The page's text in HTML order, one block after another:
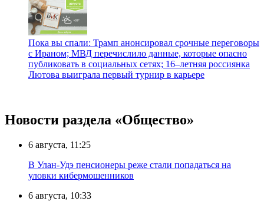
Пока вы спали: Трамп анонсировал срочные переговоры
с Ираном; МВД перечислило данные, которые опасно
публиковать в социальных сетях; 16–летняя россиянка
Лютова выиграла первый турнир в карьере
Новости раздела «Общество»
6 августа, 11:25
В Улан-Удэ пенсионеры реже стали попадаться на
уловки кибермошенников
6 августа, 10:33